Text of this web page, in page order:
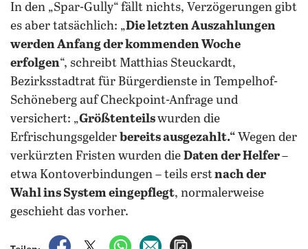
In den „Spar-Gully“ fällt nichts, Verzögerungen gibt
es aber tatsächlich: „Die letzten Auszahlungen
werden Anfang der kommenden Woche
erfolgen“, schreibt Matthias Steuckardt,
Bezirksstadtrat für Bürgerdienste in Tempelhof-
Schöneberg auf Checkpoint-Anfrage und
versichert: „Größtenteilswurden die
Erfrischungsgelder bereits ausgezahlt.“ Wegen der
verkürzten Fristen wurden die Daten der Helfer–
etwa Kontoverbindungen – teils erstnach der
Wahl ins System eingepflegt, normalerweise
geschieht das vorher.
auf Facebook teilen
auf X teilenper WhatsApp teilen
per E-Mail teilen